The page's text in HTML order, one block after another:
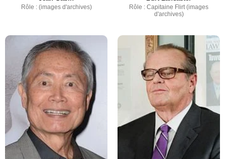
Rôle : (images d'archives)
Rôle : Capitaine Flirt (images
d'archives)